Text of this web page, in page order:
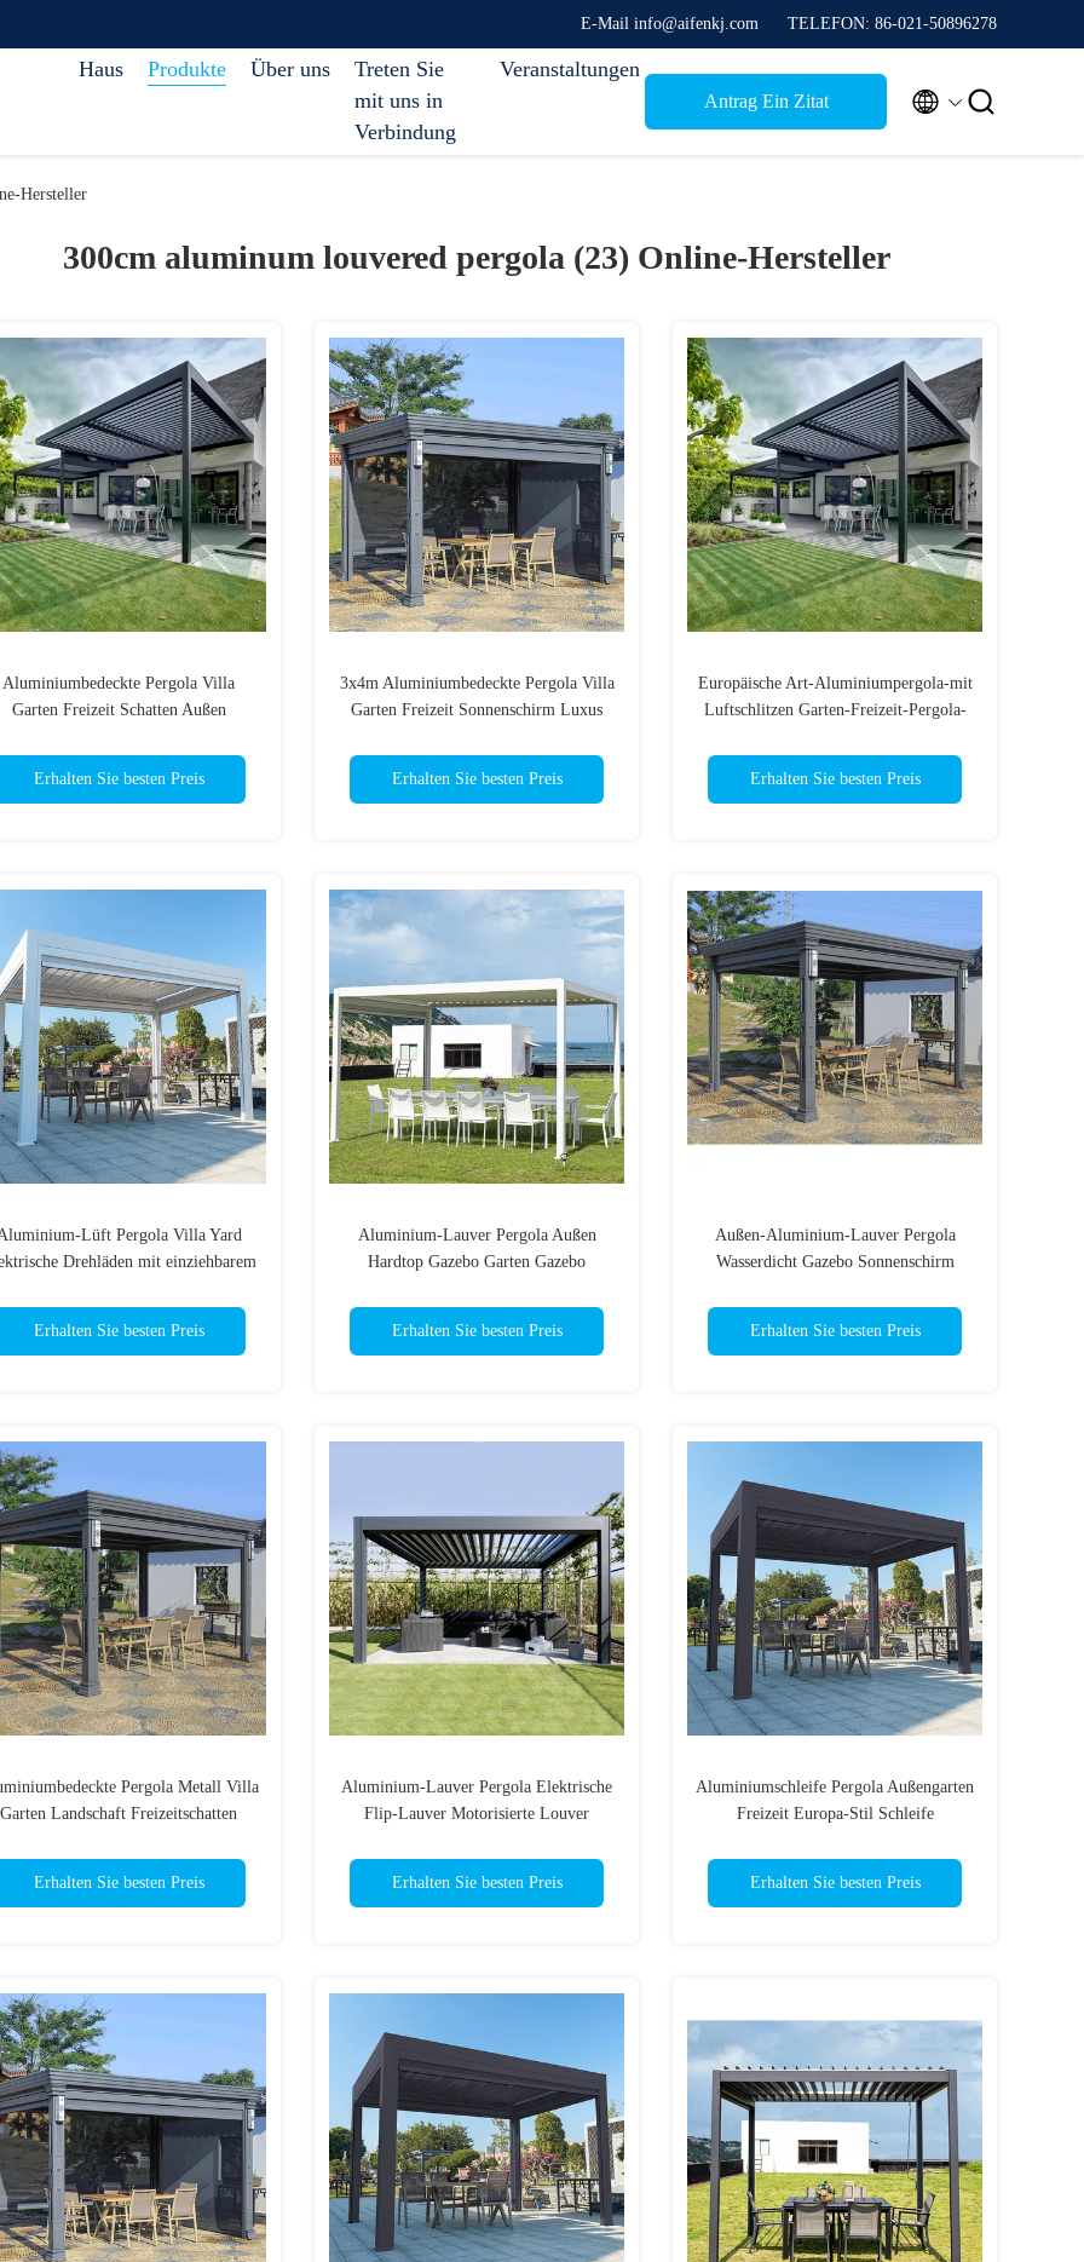
E-Mail info@aifenkj.com TELEFON: 86-021-50896278
Haus Produkte Über uns
Treten Sie
mit uns in
Verbindung
Veranstaltungen
Antrag Ein Zitat  
Hersteller
300cm aluminum louvered pergola (23) Online-Hersteller
Aluminiumbedeckte Pergola Villa
Garten Freizeit Schatten Außen
Erhalten Sie besten Preis
3x4m Aluminiumbedeckte Pergola Villa
Garten Freizeit Sonnenschirm Luxus
Erhalten Sie besten Preis
Europäische Art-Aluminiumpergola-mit
Luftschlitzen Garten-Freizeit-Pergola-
Erhalten Sie besten Preis
Lüft Pergola Villa Yard
Drehläden mit einziehbarem
Erhalten Sie besten Preis
Aluminium-Lauver Pergola Außen
Hardtop Gazebo Garten Gazebo
Erhalten Sie besten Preis
Außen-Aluminium-Lauver Pergola
Wasserdicht Gazebo Sonnenschirm
Erhalten Sie besten Preis
Pergola Metall Villa
Garten Landschaft Freizeitschatten
Erhalten Sie besten Preis
Aluminium-Lauver Pergola Elektrische
Flip-Lauver Motorisierte Louver
Erhalten Sie besten Preis
Aluminiumschleife Pergola Außengarten
Freizeit Europa-Stil Schleife
Erhalten Sie besten Preis